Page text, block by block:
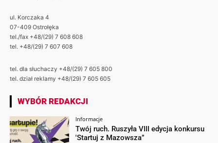
ul. Korczaka 4
07-409 Ostrołęka
tel./fax +48/(29) 7 608 608
tel. +48/(29) 7 607 608
tel. dla słuchaczy +48/(29) 7 605 800
tel. dział reklamy +48/(29) 7 605 605
WYBÓR REDAKCJI
Informacje
Twój ruch. Ruszyła VIII edycja konkursu
'Startuj z Mazowsza”